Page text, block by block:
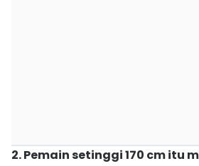
2. Pemain setinggi 170 cm itu